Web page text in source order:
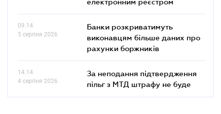
09.14
5 серпня 2026
Банки розкриватимуть
виконавцям більше даних про
рахунки боржників
14.14
4 серпня 2026
За неподання підтвердження
пільг з МТД штрафу не буде